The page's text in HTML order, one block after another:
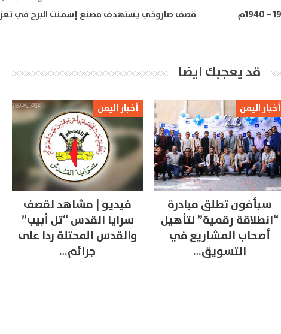
قصف صاروخي يستهدف مصنع إسمنت البرح في تعز
قد يعجبك ايضا
أخبار اليمن
سبأفون تطلق مبادرة
“انطلاقة رقمية” لتأهيل
أصحاب المشاريع في
التسويق…
أخبار اليمن
فيديو | مشاهد لقصف
سرايا القدس “تل أبيب”
والقدس المحتلة ردا على
جرائم…